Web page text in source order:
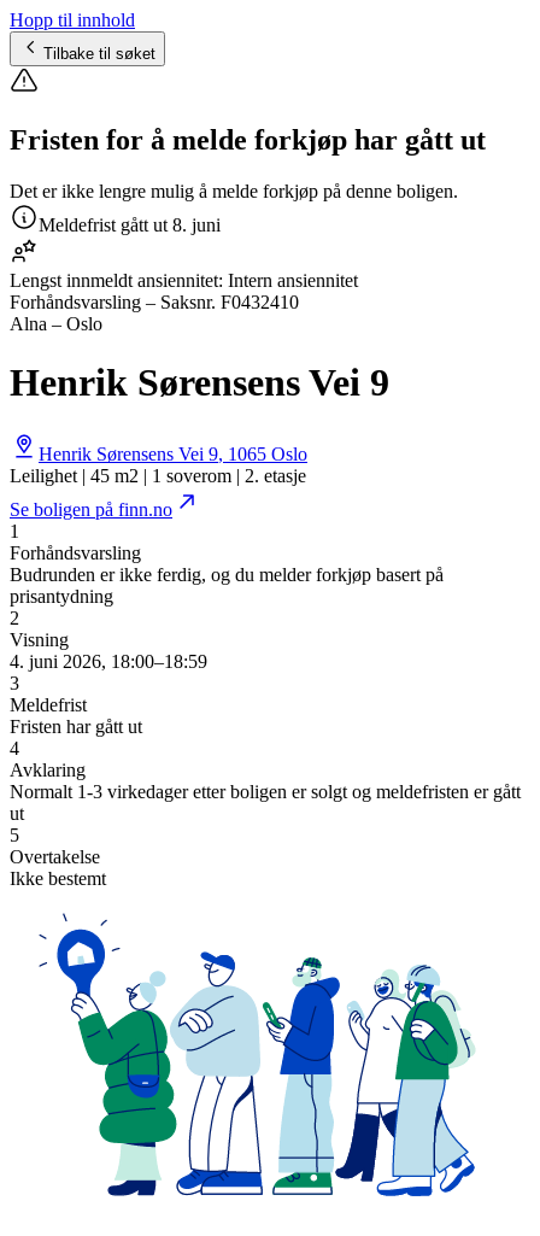
Hopp til innhold
Tilbake til søket
Fristen for å melde forkjøp har gått ut
Det er ikke lengre mulig å melde forkjøp på denne boligen.
Meldefrist gått ut 8. juni
Lengst innmeldt ansiennitet: Intern ansiennitet
Forhåndsvarsling – Saksnr. F0432410
Alna – Oslo
Henrik Sørensens Vei 9
Henrik Sørensens Vei 9, 1065 Oslo
Leilighet | 45 m2 | 1 soverom | 2. etasje
Se boligen på finn.no
1
Forhåndsvarsling
Budrunden er ikke ferdig, og du melder forkjøp basert på
prisantydning
2
Visning
4. juni 2026, 18:00–18:59
3
Meldefrist
Fristen har gått ut
4
Avklaring
Normalt 1-3 virkedager etter boligen er solgt og meldefristen er gått
ut
5
Overtakelse
Ikke bestemt